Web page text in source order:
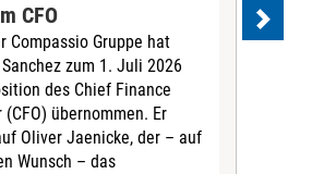
CFO
Compassio Gruppe hat
zum 1. Juli 2026
des Chief Finance
(CFO) übernommen. Er
Oliver Jaenicke, der – auf
Wunsch – das